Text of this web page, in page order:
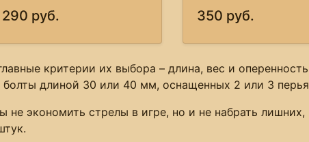
290 руб.
350 руб.
критерии их выбора – длина, вес и
болты длиной 30 или 40 мм, оснащенных 2 или 3
экономить стрелы в игре, но и не набрать лишних,